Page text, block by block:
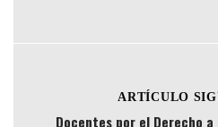
ARTÍCULO
Docentes por el Derecho